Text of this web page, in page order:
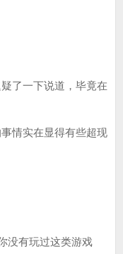
了一下说道，毕竟在
情实在显得有些超现
没有玩过这类游戏